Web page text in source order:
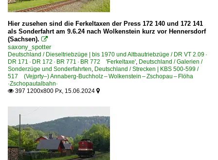
0 642 BR 642 ·Desiro·
0 642 BR 642 ·Desiro· Private
0 648 BR 648 ·Coradia Lint 41·
0 670 BR 670 Doppelstock-Schienenbus
DR VT 2.09 · DR 171 · DR 172 · BR 771 · BR 772
Galerien
Hier zusehen sind die Ferkeltaxen der Press 172 140 und 172 141
als Sonderfahrt am 9.6.24 nach Wolkenstein kurz vor Hennersdorf
(Sachsen). 
saxony_spotter
Deutschland / Dieseltriebzüge | bis 1970 und Altbautriebzüge / DR VT 2.09 ·
DR 171 · DR 172 · BR 771 · BR 772 'Ferkeltaxe', Deutschland / Galerien /
Sonderzüge und Sonderfahrten, Deutschland / Strecken | KBS 500-599 /
517 (Vejprty–) Annaberg-Buchholz – Wolkenstein – Zschopau – Flöha
·Zschopautalbahn·
 397 1200x800 Px, 15.06.2024 